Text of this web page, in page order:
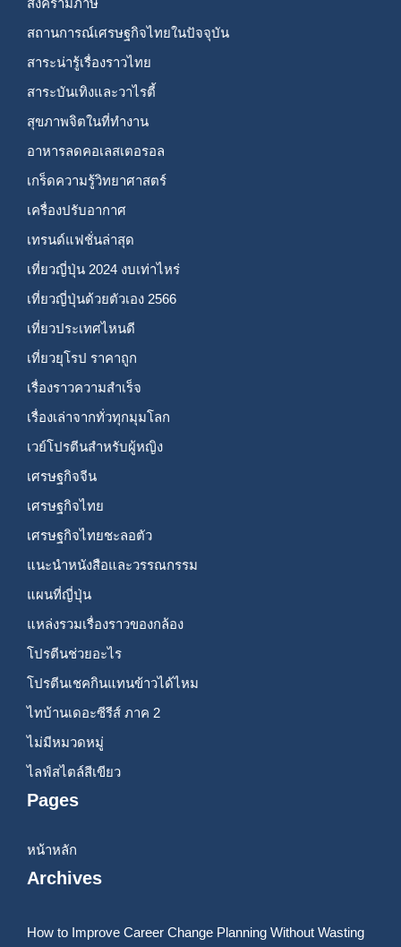
สงครามภาษี
สถานการณ์เศรษฐกิจไทยในปัจจุบัน
สาระน่ารู้เรื่องราวไทย
สาระบันเทิงและวาไรตี้
สุขภาพจิตในที่ทำงาน
อาหารลดคอเลสเตอรอล
เกร็ดความรู้วิทยาศาสตร์
เครื่องปรับอากาศ
เทรนด์แฟชั่นล่าสุด
เที่ยวญี่ปุ่น 2024 งบเท่าไหร่
เที่ยวญี่ปุ่นด้วยตัวเอง 2566
เที่ยวประเทศไหนดี
เที่ยวยุโรป ราคาถูก
เรื่องราวความสำเร็จ
เรื่องเล่าจากทั่วทุกมุมโลก
เวย์โปรตีนสำหรับผู้หญิง
เศรษฐกิจจีน
เศรษฐกิจไทย
เศรษฐกิจไทยชะลอตัว
แนะนำหนังสือและวรรณกรรม
แผนที่ญี่ปุ่น
แหล่งรวมเรื่องราวของกล้อง
โปรตีนช่วยอะไร
โปรตีนเชคกินแทนข้าวได้ไหม
ไทบ้านเดอะซีรีส์ ภาค 2
ไม่มีหมวดหมู่
ไลฟ์สไตล์สีเขียว
Pages
หน้าหลัก
Archives
How to Improve Career Change Planning Without Wasting